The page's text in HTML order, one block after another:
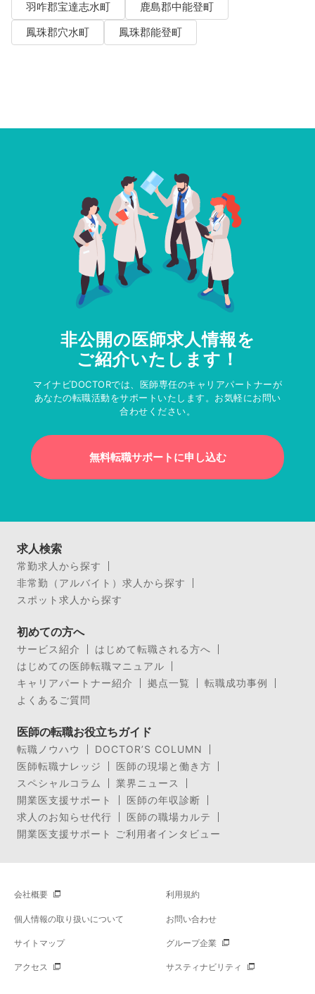
羽咋郡宝達志水町
鹿島郡中能登町
鳳珠郡穴水町
鳳珠郡能登町
非公開の医師求人情報を
ご紹介いたします！
マイナビDOCTORでは、医師専任のキャリアパートナーが
あなたの転職活動をサポートいたします。お気軽にお問い
合わせください。
無料転職サポートに申し込む
求人検索
常勤求人から探す
非常勤（アルバイト）求人から探す
スポット求人から探す
初めての方へ
サービス紹介
はじめて転職される方へ
はじめての医師転職マニュアル
キャリアパートナー紹介
拠点一覧
転職成功事例
よくあるご質問
医師の転職お役立ちガイド
転職ノウハウ
DOCTOR’S COLUMN
医師転職ナレッジ
医師の現場と働き方
スペシャルコラム
業界ニュース
開業医支援サポート
医師の年収診断
求人のお知らせ代行
医師の職場カルテ
開業医支援サポート ご利用者インタビュー
会社概要 利用規約
個人情報の取り扱いについて お問い合わせ
サイトマップ グループ企業
アクセス サスティナビリティ